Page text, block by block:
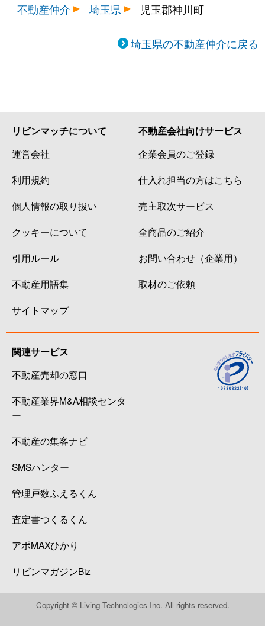
不動産仲介
埼玉県 児玉郡神川町
埼玉県の不動産仲介に戻る
リビンマッチについて
運営会社
利用規約
個人情報の取り扱い
クッキーについて
引用ルール
不動産用語集
サイトマップ
不動産会社向けサービス
企業会員のご登録
仕入れ担当の方はこちら
売主取次サービス
全商品のご紹介
お問い合わせ（企業用）
取材のご依頼
関連サービス
不動産売却の窓口
不動産業界M&A相談センタ
ー
不動産の集客ナビ
SMSハンター
管理戸数ふえるくん
査定書つくるくん
アポMAXひかり
リビンマガジンBiz
Copyright © Living Technologies Inc. All rights reserved.